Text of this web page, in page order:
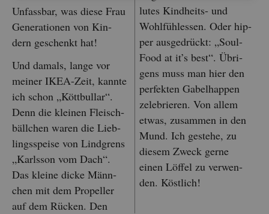
Un­fass­bar, was diese Frau
Ge­ne­ra­tio­nen von Kin­
dern ge­schenkt hat!
Und da­mals, lange vor
mei­ner IKEA-Zeit, kann­te
ich schon „Kött­bull­ar“.
Denn die klei­nen Fleisch­
bäll­chen waren die Lieb­
lings­spei­se von Lind­grens
„Karls­son vom Dach“.
Das klei­ne dicke Männ­
chen mit dem Pro­pel­ler
auf dem Rü­cken. Den
lu­tes Kind­heits- und
Wohl­füh­les­sen. Oder hip­
per aus­ge­drückt: „Soul-
Food at it’s best“. Üb­ri­
gens muss man hier den
per­fek­ten Ga­bel­hap­pen
ze­le­brie­ren. Von allem
etwas, zu­sam­men in den
Mund. Ich ge­ste­he, zu
die­sem Zweck gerne
einen Löf­fel zu ver­wen­
den. Köst­lich!